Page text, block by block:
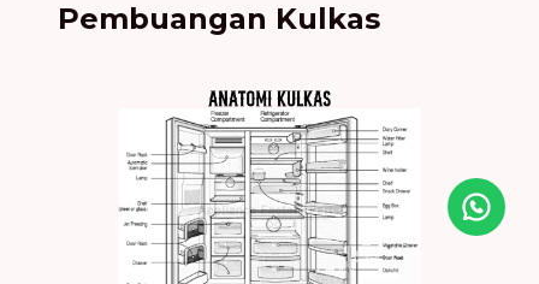
Pembuangan Kulkas
Icon